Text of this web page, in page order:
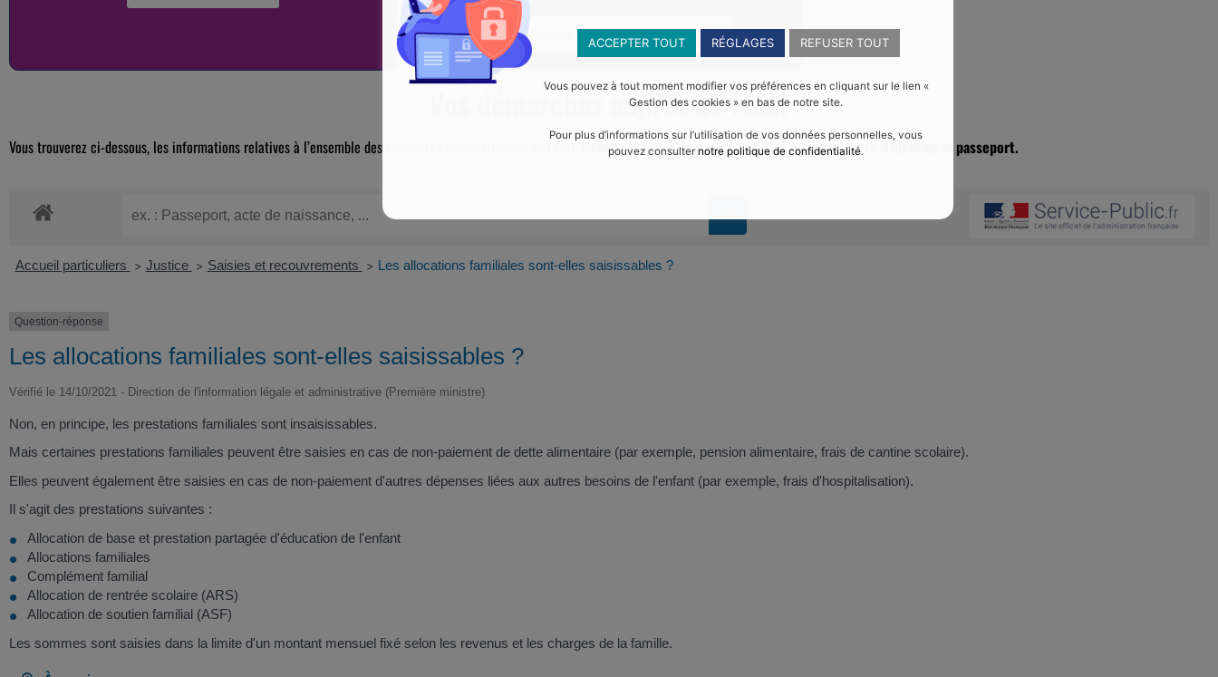
Formulaire "Tranquilité vacances"
Vos démarches auprès de l'Etat
Vous trouverez ci-dessous, les informations relatives à l’ensemble des formalités administratives de l’Etat. Comme indiqué, la mairie d’Yffiniac ne fait ni carte d’identité ni passeport.
Accueil particuliers > Justice > Saisies et recouvrements > Les allocations familiales sont-elles saisissables ?
Question-réponse
Les allocations familiales sont-elles saisissables ?
Vérifié le 14/10/2021 - Direction de l'information légale et administrative (Première ministre)
Non, en principe, les prestations familiales sont insaisissables.
Mais certaines prestations familiales peuvent être saisies en cas de non-paiement de dette alimentaire (par exemple, pension alimentaire, frais de cantine scolaire).
Elles peuvent également être saisies en cas de non-paiement d'autres dépenses liées aux autres besoins de l'enfant (par exemple, frais d'hospitalisation).
Il s'agit des prestations suivantes :
Allocation de base et prestation partagée d'éducation de l'enfant
Allocations familiales
Complément familial
Allocation de rentrée scolaire (ARS)
Allocation de soutien familial (ASF)
Les sommes sont saisies dans la limite d'un montant mensuel fixé selon les revenus et les charges de la famille.
ACCEPTER TOUT RÉGLAGES REFUSER TOUT
Vous pouvez à tout moment modifier vos préférences en cliquant sur le lien «
Gestion des cookies » en bas de notre site.
Pour plus d’informations sur l’utilisation de vos données personnelles, vous
pouvez consulter notre politique de confidentialité.